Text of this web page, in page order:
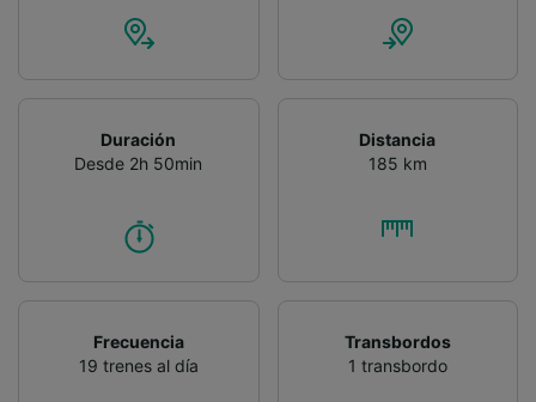
Duración
Desde 2h 50min
Distancia
185 km
Frecuencia
19 trenes al día
Transbordos
1 transbordo